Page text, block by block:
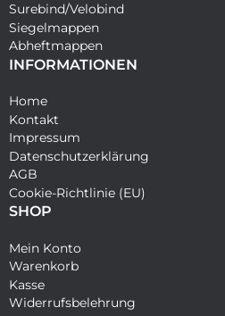
Surebind/Velobind
Siegelmappen
Abheftmappen
INFORMATIONEN
Home
Kontakt
Impressum
Datenschutzerklärung
AGB
Cookie-Richtlinie (EU)
SHOP
Mein Konto
Warenkorb
Kasse
Widerrufsbelehrung